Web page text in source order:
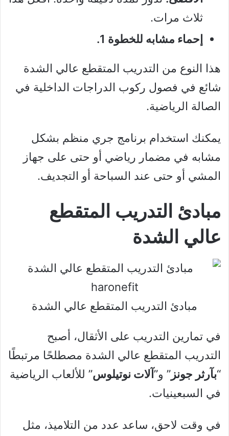
ثلاث مرات.
إحماء مشابه للخطوة 1.
هذا النوع من التدريب المتقطع عالي الشدة
شائع في فصول ركوب الدراجات الداخلية في
الصالة الرياضية.
يمكنك استخدام برنامج جري منظم بشكل
مشابه في مضمار رياضي أو حتى على جهاز
المشي أو حتى عند السباحة أو التجديف.
مبادئ التدريب المتقطع
عالي الشدة
مبادئ التدريب المتقطع عالي الشدة
في تمارين التدريب على الأثقال، أصبح
التدريب المتقطع عالي الشدة مصطلحًا مرتبطًا
“بآرثر جونز ” و”آلات نوتيلوس” للألعاب الرياضية
في السبعينيات.
في وقت لاحق، ساعد عدد من التلاميذ، مثل